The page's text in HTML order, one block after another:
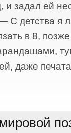
задал ей
С детства я
в 8,
даже